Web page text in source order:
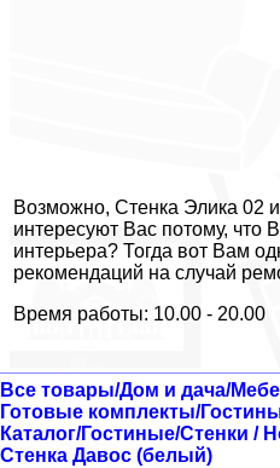
Возможно, Стенка Элика 02
интересуют Вас потому, что
интерьера? Тогда вот Вам
рекомендаций на случай
Время работы: 10.00 - 20.00
Все товары/Дом и дача/
Готовые комплекты/
Каталог/Гостиные/Стенки /
Стенка Давос (белый)